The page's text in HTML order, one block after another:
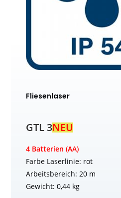
Fliesenlaser
GTL 3NEU
4 Batterien (AA)
Farbe Laserlinie: rot
Arbeitsbereich: 20 m
Gewicht: 0,44 kg